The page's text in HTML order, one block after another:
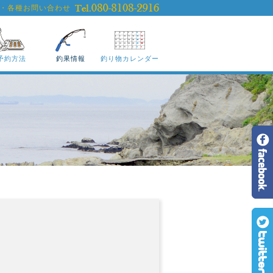
各種お問い合わせ
約方法 釣果情報 釣り物カレンダー